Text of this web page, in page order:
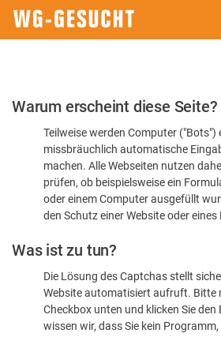
Bitte
dass
sind
Warum erscheint diese Seite?
Teilweise werden Computer ("Bots")
missbräuchlich automatische
machen. Alle Webseiten nutzen
prüfen, ob beispielsweise ein
oder einem Computer ausgefüllt
den Schutz einer Website oder
Was ist zu tun?
Die Lösung des Captchas stellt
Website automatisiert aufruft. Bitte
Checkbox unten und klicken Sie den
wissen wir, dass Sie kein